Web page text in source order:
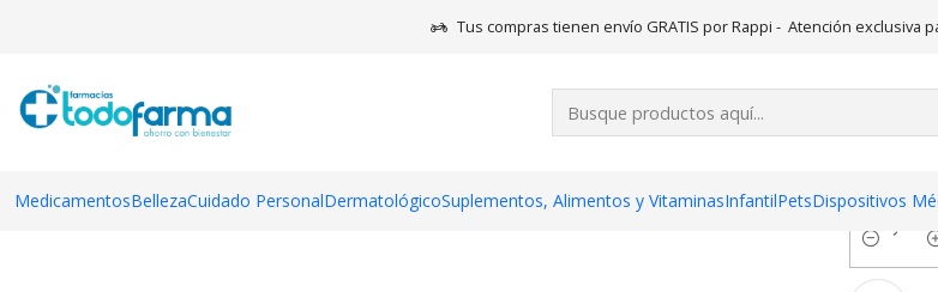
MedicamentosBellezaCuidado PersonalDermatológicoSuplementos, Alimentos y VitaminasInfantilPetsDispositivos
Tus compras tienen envío GRATIS por Rappi - Atención exclusiva
Inicio Medicamentos Famidal Miconazol Tinidazol
Cantidad